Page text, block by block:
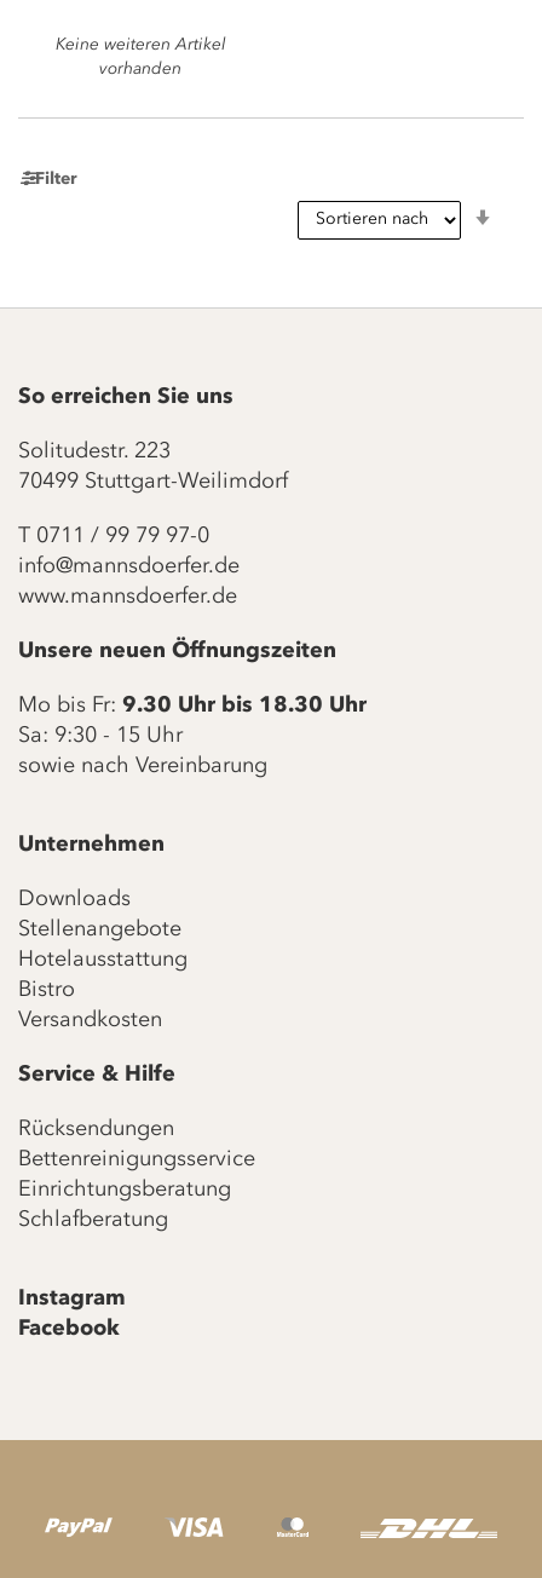
Keine weiteren Artikel
vorhanden
Filter
So erreichen Sie uns
Solitudestr. 223
70499 Stuttgart-Weilimdorf
T 0711 / 99 79 97-0
info@mannsdoerfer.de
www.mannsdoerfer.de
Unsere neuen Öffnungszeiten
Mo bis Fr: 9.30 Uhr bis 18.30 Uhr
Sa: 9:30 - 15 Uhr
sowie nach Vereinbarung
Unternehmen
Downloads
Stellenangebote
Hotelausstattung
Bistro
Versandkosten
Service & Hilfe
Rücksendungen
Bettenreinigungsservice
Einrichtungsberatung
Schlafberatung
Instagram
Facebook